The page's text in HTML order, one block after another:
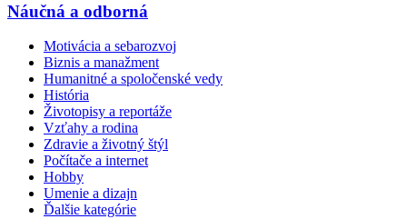
Náučná a odborná
Motivácia a sebarozvoj
Biznis a manažment
Humanitné a spoločenské vedy
História
Životopisy a reportáže
Vzťahy a rodina
Zdravie a životný štýl
Počítače a internet
Hobby
Umenie a dizajn
Ďalšie kategórie